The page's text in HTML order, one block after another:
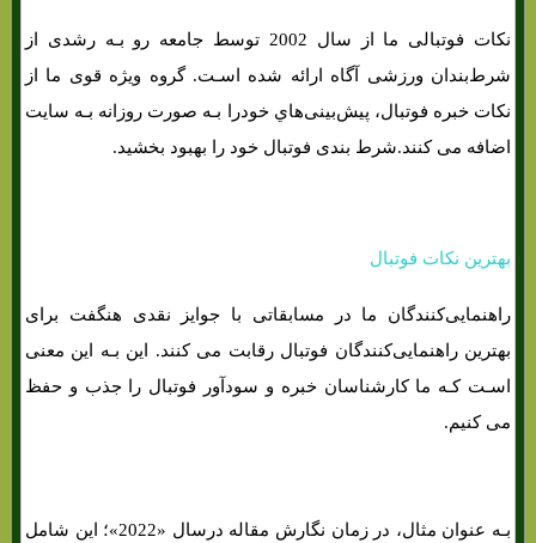
نکات فوتبالی ما از سال 2002 توسط جامعه رو بـه رشدی از
شرط‌بندان ورزشی آگاه ارائه شده اسـت. گروه ویژه قوی ما از
نکات خبره فوتبال، پیش‌بینی‌هاي‌ خودرا بـه صورت روزانه بـه سایت
اضافه می کنند.شرط بندی فوتبال خود را بهبود بخشید.
بهترین نکات فوتبال
راهنمایی‌کنندگان ما در مسابقاتی با جوایز نقدی هنگفت برای
بهترین راهنمایی‌کنندگان فوتبال رقابت می کنند. این بـه این معنی
اسـت کـه ما کارشناسان خبره و سودآور فوتبال را جذب و حفظ
می کنیم.
بـه عنوان مثال، در زمان نگارش مقاله درسال «2022»؛ این شامل